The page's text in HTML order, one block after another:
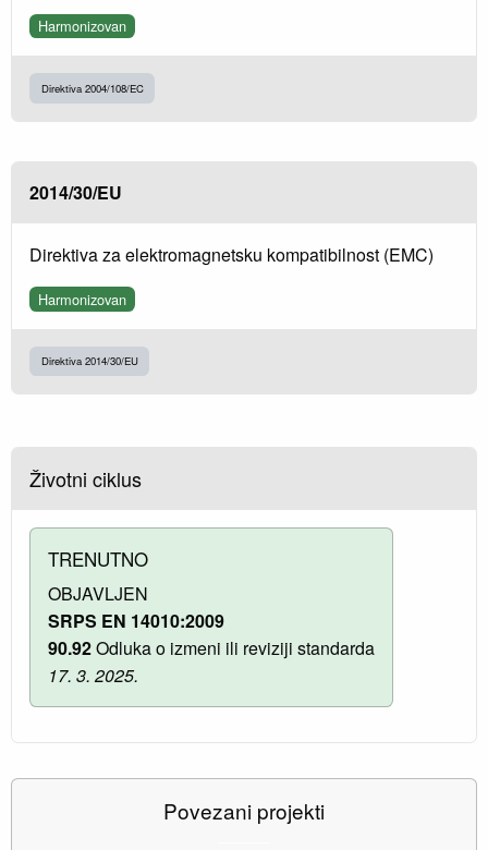
Harmonizovan
Direktiva 2004/108/EC
2014/30/EU
Direktiva za elektromagnetsku kompatibilnost (EMC)
Harmonizovan
Direktiva 2014/30/EU
Životni ciklus
TRENUTNO
OBJAVLJEN
SRPS EN 14010:2009
90.92Odluka o izmeni ili reviziji standarda
17. 3. 2025.
Povezani projekti